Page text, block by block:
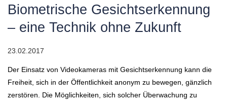
Biometrische Gesichtserkennung
– eine Technik ohne Zukunft
23.02.2017
Der Einsatz von Videokameras mit Gesichtserkennung kann die
Freiheit, sich in der Öffentlichkeit anonym zu bewegen, gänzlich
zerstören. Die Möglichkeiten, sich solcher Überwachung zu